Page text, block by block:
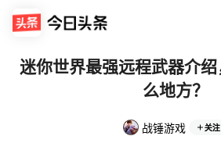
迷你世界最强远程武器介
么地方？
战锤游戏 关注